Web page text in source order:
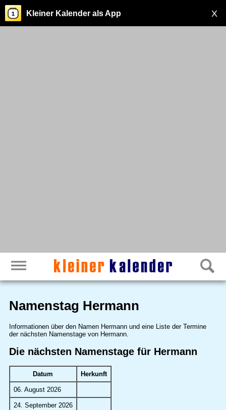
X
Kleiner Kalender als App
Namenstag Hermann
Informationen über den Namen Hermann und eine Liste der Termine
der nächsten Namenstage von Hermann.
Die nächsten Namenstage für Hermann
Datum Herkunft
06. August 2026
24. September 2026